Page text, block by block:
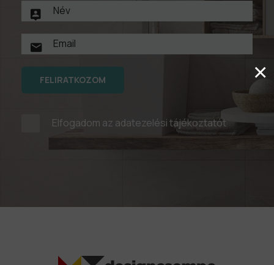
FELIRATKOZOM
Elfogadom az adatezelési tájékoztatót
×